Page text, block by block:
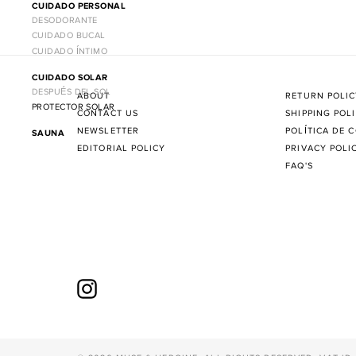
CUIDADO PERSONAL
DESODORANTE
CUIDADO BUCAL
CUIDADO ÍNTIMO
CUIDADO SOLAR
DESPUÉS DEL SOL
PROTECTOR SOLAR
SAUNA
ABOUT
CONTACT US
NEWSLETTER
EDITORIAL POLICY
RETURN
SHIPPING
POLÍTICA DE
PRIVACY
FAQ'S
Instagram